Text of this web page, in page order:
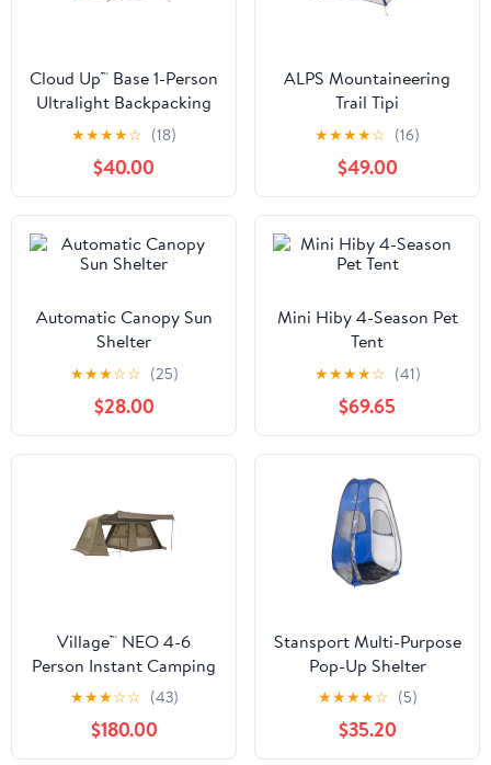
Cloud Up™ Base 1-Person
Ultralight Backpacking
Tent
★★★★☆ (18)
$40.00
ALPS Mountaineering
Trail Tipi
★★★★☆ (16)
$49.00
Automatic Canopy Sun
Shelter
★★★☆☆ (25)
$28.00
Mini Hiby 4-Season Pet
Tent
★★★★☆ (41)
$69.65
Village™ NEO 4-6
Person Instant Camping
Tent
★★★☆☆ (43)
$180.00
Stansport Multi-Purpose
Pop-Up Shelter
★★★★☆ (5)
$35.20